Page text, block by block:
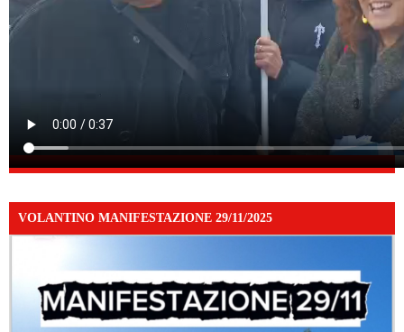
VOLANTINO MANIFESTAZIONE 29/11/2025